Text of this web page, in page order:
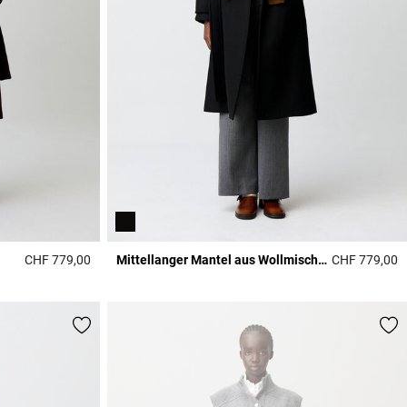
CHF 779,00 3.2 out of 5 Customer Rating Mittellanger Mantel aus Wollmischgewebe CHF 779,00